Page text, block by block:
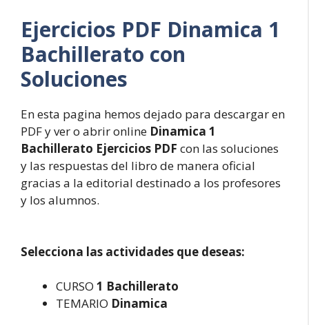
Ejercicios PDF Dinamica 1
Bachillerato con
Soluciones
En esta pagina hemos dejado para descargar en
PDF y ver o abrir online Dinamica 1
Bachillerato Ejercicios PDF con las soluciones
y las respuestas del libro de manera oficial
gracias a la editorial destinado a los profesores
y los alumnos.
Selecciona las actividades que deseas:
CURSO 1 Bachillerato
TEMARIO Dinamica